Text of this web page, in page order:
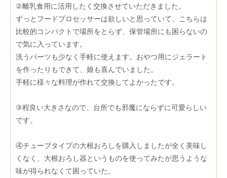
②離乳食用に活用したく交換させていただきました。
ずっとフードプロセッサーは欲しいと思っていて、こちらは
比較的コンパクトで場所をとらず、保管場所にも困らないの
で気に入っています。
洗うパーツも少なく手軽に使えます。おやつ用にジェラート
を作ったりもできて、娘も喜んでいました。
手軽に様々な料理が作れて交換してよかったです。
③程良い大きさなので、台所でも邪魔にならずに可愛らしい
です。
④チューブタイプの大根おろしを購入しましたが全く美味し
くなく、大根おろし器というものを使ってみたが思うような
味が得られなくて困っていた。